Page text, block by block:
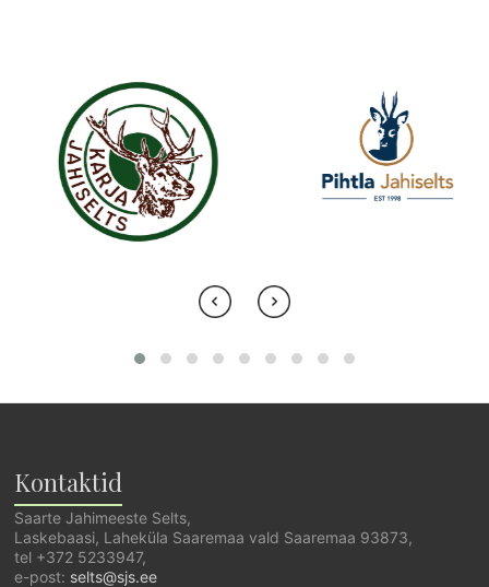
Kontaktid
Saarte Jahimeeste Selts,
Laskebaasi, Laheküla Saaremaa vald Saaremaa 93873,
tel +372 5233947,
e-post: selts@sjs.ee